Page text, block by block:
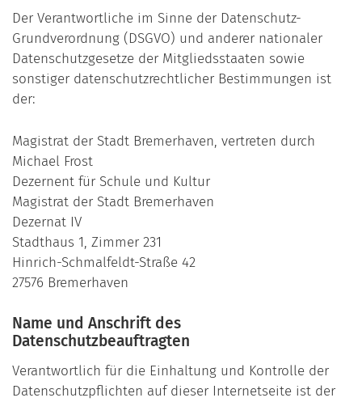
Der Verantwortliche im Sinne der Datenschutz-
Grundverordnung (DSGVO) und anderer nationaler
Datenschutzgesetze der Mitgliedsstaaten sowie
sonstiger datenschutzrechtlicher Bestimmungen ist
der:
Magistrat der Stadt Bremerhaven, vertreten durch
Michael Frost
Dezernent für Schule und Kultur
Magistrat der Stadt Bremerhaven
Dezernat IV
Stadthaus 1, Zimmer 231
Hinrich-Schmalfeldt-Straße 42
27576 Bremerhaven
Name und Anschrift des
Datenschutzbeauftragten
Verantwortlich für die Einhaltung und Kontrolle der
Datenschutzpflichten auf dieser Internetseite ist der